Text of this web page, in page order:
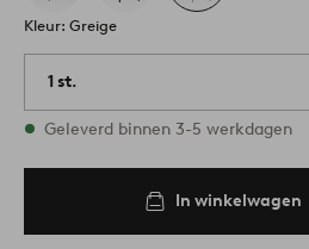
Kleur: Greige
1 st.
Op voorraad
Geleverd binnen 3-5 werkdagen
In winkelwagen